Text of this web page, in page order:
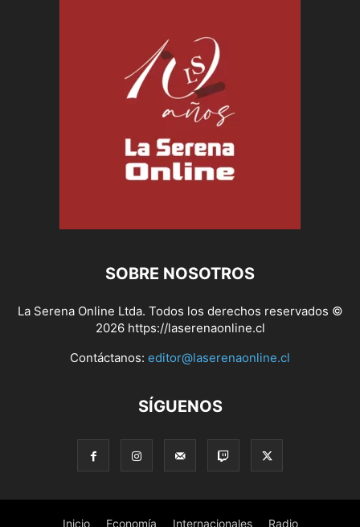
SOBRE NOSOTROS
La Serena Online Ltda. Todos los derechos reservados ©
2026 https://laserenaonline.cl
Contáctanos: editor@laserenaonline.cl
SÍGUENOS
Inicio Economía Internacionales Radio